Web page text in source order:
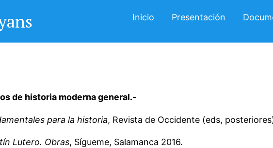
Inicio Presentación
de historia moderna general.-
para la historia, Revista de Occidente (eds,
Lutero. Obras, Sígueme, Salamanca 2016.